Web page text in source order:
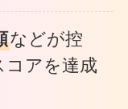
などが控
コアを達成